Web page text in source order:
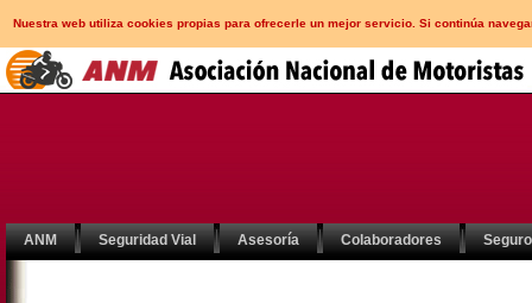
Nuestra web utiliza cookies propias para ofrecerle un mejor servicio. Si continúa
ANM Seguridad Vial Asesoría Colaboradores